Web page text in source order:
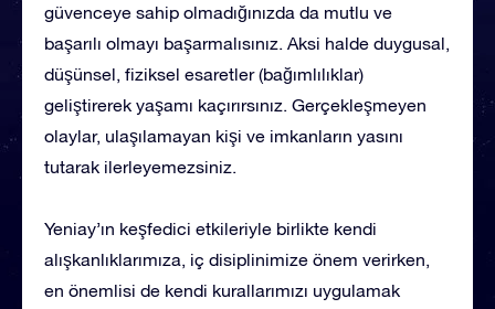
güvenceye sahip olmadığınızda da mutlu ve
başarılı olmayı başarmalısınız. Aksi halde duygusal,
düşünsel, fiziksel esaretler (bağımlılıklar)
geliştirerek yaşamı kaçırırsınız. Gerçekleşmeyen
olaylar, ulaşılamayan kişi ve imkanların yasını
tutarak ilerleyemezsiniz.
Yeniay’ın keşfedici etkileriyle birlikte kendi
alışkanlıklarımıza, iç disiplinimize önem verirken,
en önemlisi de kendi kurallarımızı uygulamak